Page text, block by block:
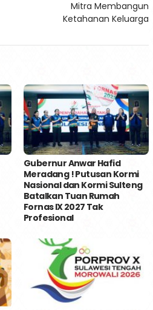
Mitra Membangun
Ketahanan Keluarga
Gubernur Anwar Hafid
Meradang ! Putusan Kormi
Nasional dan Kormi Sulteng
Batalkan Tuan Rumah
Fornas IX 2027 Tak
Profesional